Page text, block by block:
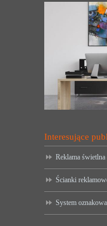
Interesujące
Reklama
Ścianki
System